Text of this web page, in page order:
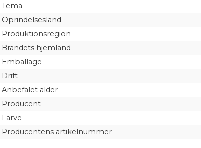
Tema
Oprindelsesland
Produktionsregion
Brandets hjemland
Emballage
Drift
Anbefalet alder
Producent
Farve
Producentens artikelnummer